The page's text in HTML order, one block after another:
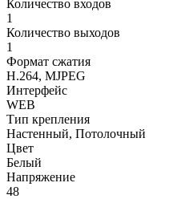
Количество входов
1
Количество выходов
1
Формат сжатия
H.264, MJPEG
Интерфейс
WEB
Тип крепления
Настенный, Потолочный
Цвет
Белый
Напряжение
48